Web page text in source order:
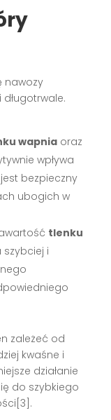
nawozy
wapnia oraz
wpływa
bezpieczny
ubogich w
tlenku
szybciej i
zależeć od
kwaśne i
działanie
do szybkiego